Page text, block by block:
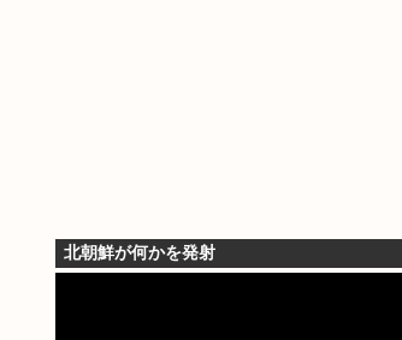
北朝鮮が何かを発射